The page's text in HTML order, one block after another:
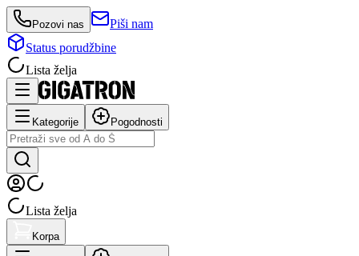
Pozovi nas
Piši nam
Status porudžbine
Lista želja
Kategorije Pogodnosti
Lista želja
Korpa